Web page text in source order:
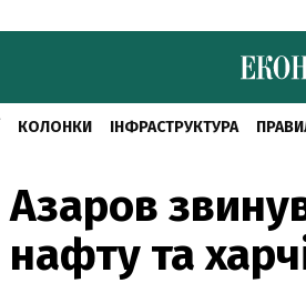
КОЛОНКИ ІНФРАСТРУКТУРА
Азаров
нафту та